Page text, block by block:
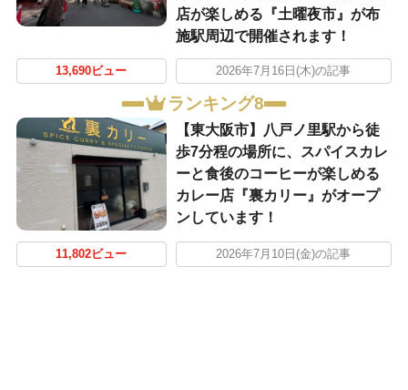
店が楽しめる『土曜夜市』が布
施駅周辺で開催されます！
13,690ビュー 2026年7月16日(木)の記事
ランキング8
【東大阪市】八戸ノ里駅から徒
歩7分程の場所に、スパイスカレ
ーと食後のコーヒーが楽しめる
カレー店『裏カリー』がオープ
ンしています！
11,802ビュー 2026年7月10日(金)の記事